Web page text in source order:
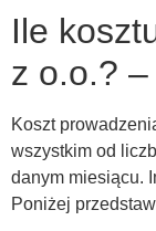
Ile
z o.o.? –
Koszt
wszystkim od
danym miesiącu.
Poniżej